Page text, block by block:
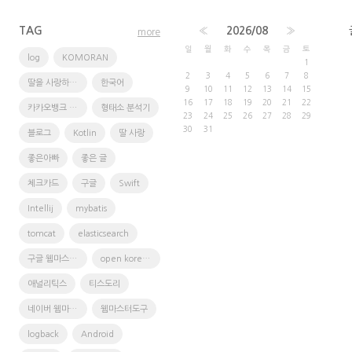
TAG
log KOMORAN
딸을 사랑하는 방법 한국어
카카오뱅크 체크카드 형태소 분석기
블로그 Kotlin 딸 사랑
좋은아빠 좋은 글
체크카드 구글 Swift
Intellij mybatis
tomcat elasticsearch
구글 웹마스터 도구 open korean text
애널리틱스 티스도리
네이버 웹마스터도구 웹마스터도구
logback Android
more « 2026/08 »
일 월 화 수 목 금 토
1
2
3 4 5 6 7
8
9
10 11 12 13 14
15
16
17 18 19 20 21
22
23
24 25 26 27 28
29
30
31